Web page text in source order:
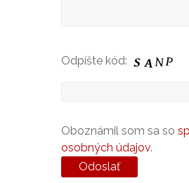
Odpíšte kód:
Oboznámil som sa so
osobných údajov.